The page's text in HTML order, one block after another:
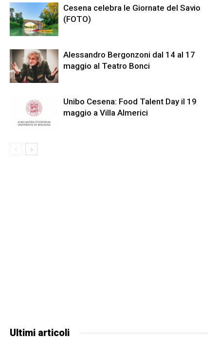
Cesena celebra le Giornate del Savio
(FOTO)
Alessandro Bergonzoni dal 14 al 17
maggio al Teatro Bonci
Unibo Cesena: Food Talent Day il 19
maggio a Villa Almerici
Ultimi articoli